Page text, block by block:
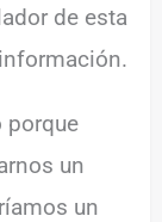
de esta
información.
porque
un
un